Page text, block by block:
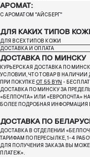
АРОМАТ:
С АРОМАТОМ "АЙСБЕРГ"
ДЛЯ КАКИХ ТИПОВ
ДЛЯ ВСЕХ ТИПОВ КОЖИ
ДОСТАВКА И ОПЛАТА
ДОСТАВКА ПО МИНСКУ
КУРЬЕРСКАЯ ДОСТАВКА ПО
УСЛОВИИ, ЧТО ТОВАР В НАЛИЧИИ
ПРИ ПОКУПКЕ ОТ 55 BYN -
ДОСТАВКА ПО МИНСКУ ЗА
«БЕЛПОЧТА» ИЛИ «ЕВРОПОЧТА»
БОЛЕЕ ПОДРОБНАЯ ИНФОРМАЦИЯ
ДОСТАВКА ПО
ДОСТАВКА В ОТДЕЛЕНИИ
ТАРИФАМ ПО ПЕРЕСЫЛКЕ, 1-4
ДЛЯ ПОЛУЧЕНИЯ ЗАКАЗА ВЫ
ПЛАТЕЖ».